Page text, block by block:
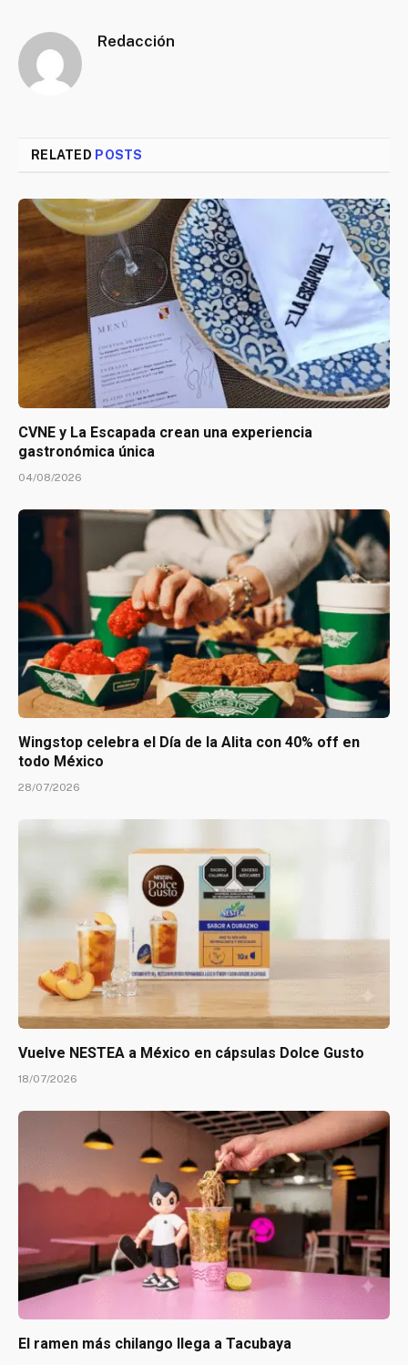
Redacción
RELATED POSTS
CVNE y La Escapada crean una experiencia
gastronómica única
04/08/2026
Wingstop celebra el Día de la Alita con 40% off en
todo México
28/07/2026
Vuelve NESTEA a México en cápsulas Dolce Gusto
18/07/2026
El ramen más chilango llega a Tacubaya